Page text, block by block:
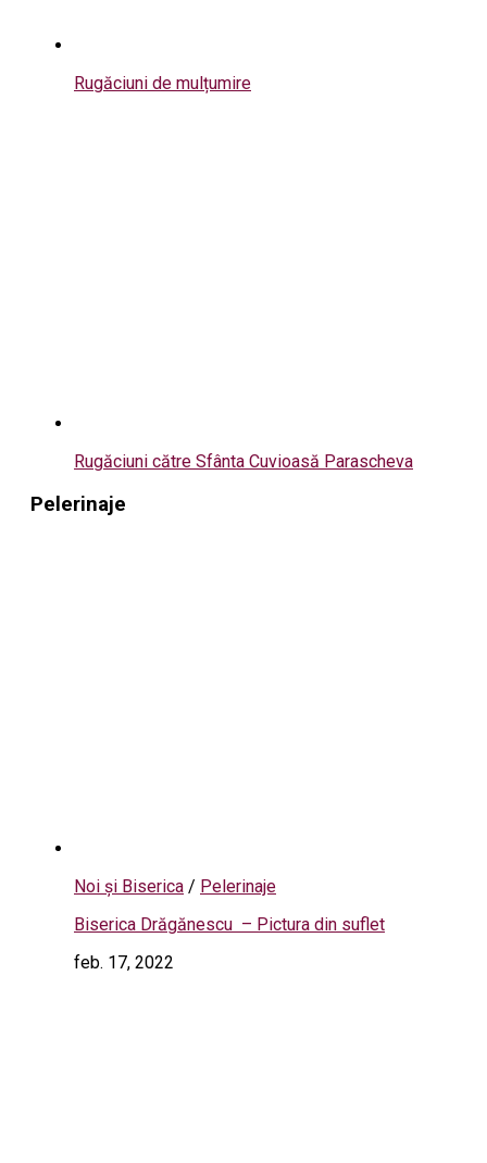
Rugăciuni de mulțumire
Rugăciuni către Sfânta Cuvioasă Parascheva
Pelerinaje
Noi și Biserica / Pelerinaje
Biserica Drăgănescu – Pictura din suflet
feb. 17, 2022